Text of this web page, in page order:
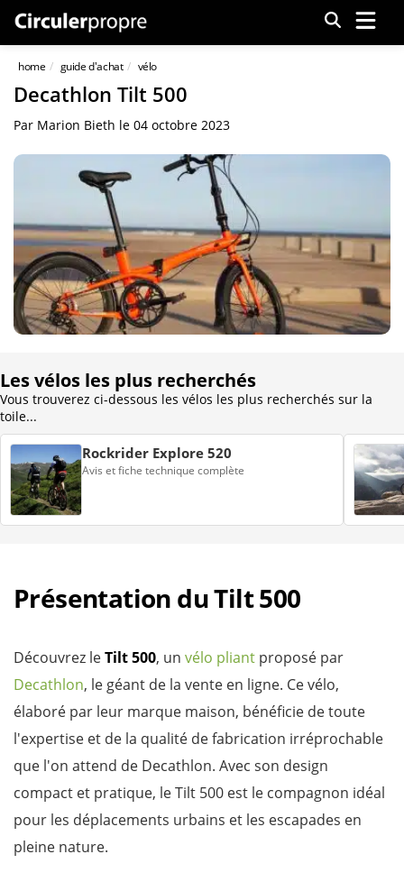
Menu
home guide d'achat vélo
Decathlon Tilt 500
Par Marion Bieth le 04 octobre 2023
Les vélos les plus recherchés
Vous trouverez ci-dessous les vélos les plus recherchés sur la
toile...
Rockrider Explore 520
Avis et fiche technique complète
Présentation du Tilt 500
Découvrez leTilt 500, un vélo pliant proposé par
Decathlon, le géant de la vente en ligne. Ce vélo,
élaboré par leur marque maison, bénéficie de toute
l'expertise et de la qualité de fabrication irréprochable
que l'on attend de Decathlon. Avec son design
compact et pratique, le Tilt 500 est le compagnon idéal
pour les déplacements urbains et les escapades en
pleine nature.